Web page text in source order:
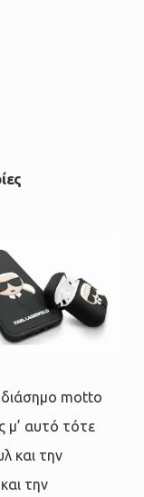
διάσημο motto
μ’ αυτό τότε
και την
την